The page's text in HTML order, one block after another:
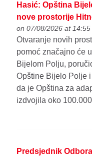
Hasić: Opština
nove prostorije
on 07/08/2026 at 14:55
Otvaranje novih
pomoć značajno će
Bijelom Polju,
Opštine Bijelo Polje
da je Opština za
izdvojila oko
Predsjednik